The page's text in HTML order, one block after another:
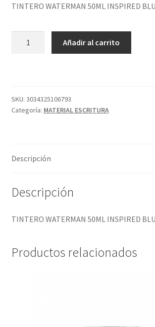
TINTERO WATERMAN 50ML INSPIRED
cantidad
Añadir al carrito
SKU: 3034325106793
Categoría: MATERIAL ESCRITURA
Descripción
Descripción
TINTERO WATERMAN 50ML INSPIRED
Productos relacionados